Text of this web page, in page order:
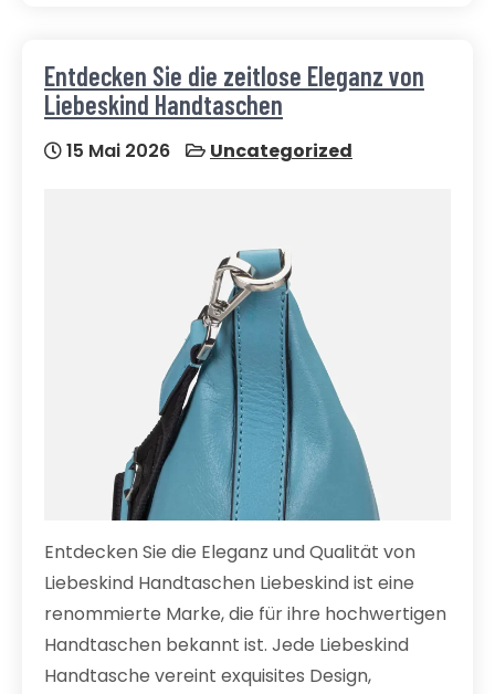
Entdecken Sie die zeitlose Eleganz von
Liebeskind Handtaschen
15 Mai 2026 Uncategorized
Entdecken Sie die Eleganz und Qualität von
Liebeskind Handtaschen Liebeskind ist eine
renommierte Marke, die für ihre hochwertigen
Handtaschen bekannt ist. Jede Liebeskind
Handtasche vereint exquisites Design,